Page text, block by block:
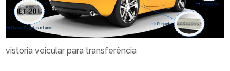
vistoria veicular para transferência